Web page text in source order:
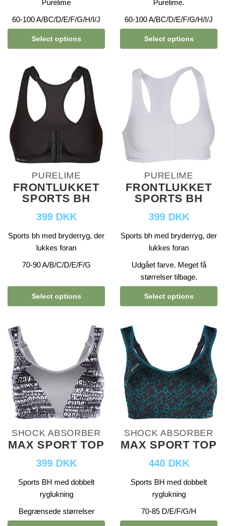
Purelime
60-100 A/BC/D/E/F/G/H/I/J
Select options
Purelime.
60-100 A/BC/D/E/F/G/H/I/J
Select options
PURELIME
FRONTLUKKET
SPORTS BH
399 DKK
Sports bh med bryderryg, der
lukkes foran
70-90 A/B/C/D/E/F/G
Select options
PURELIME
FRONTLUKKET
SPORTS BH
399 DKK
Sports bh med bryderryg, der
lukkes foran
Udgået farve. Meget få
størrelser tilbage.
Select options
SHOCK ABSORBER
MAX SPORT TOP
399 DKK
Sports BH med dobbelt
ryglukning
Begrænsede størrelser
SHOCK ABSORBER
MAX SPORT TOP
440 DKK
Sports BH med dobbelt
ryglukning
70-85 D/E/F/G/H